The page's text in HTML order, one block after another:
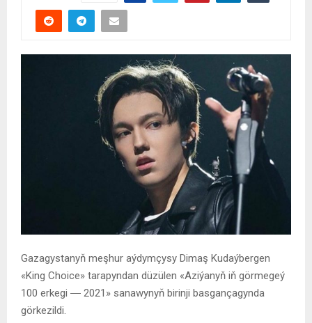
Gazagystanyň meşhur aýdymçysy Dimaş Kudaýbergen
«King Choice» tarapyndan düzülen «Aziýanyň iň görmegeý
100 erkegi ― 2021» sanawynyň birinji basgançagynda
görkezildi.